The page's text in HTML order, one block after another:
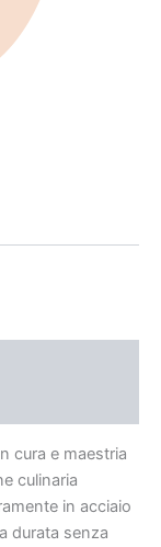
cura e maestria
culinaria
in acciaio
durata senza